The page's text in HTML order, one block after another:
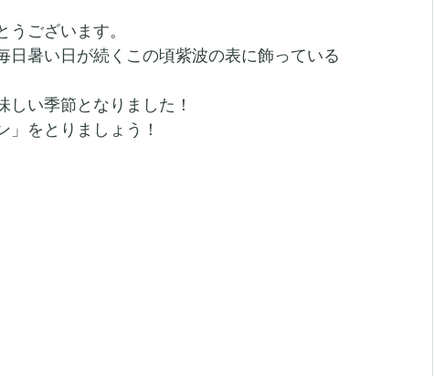
ございます。
暑い日が続くこの頃紫波の表に飾っている
い季節となりました！
をとりましょう！